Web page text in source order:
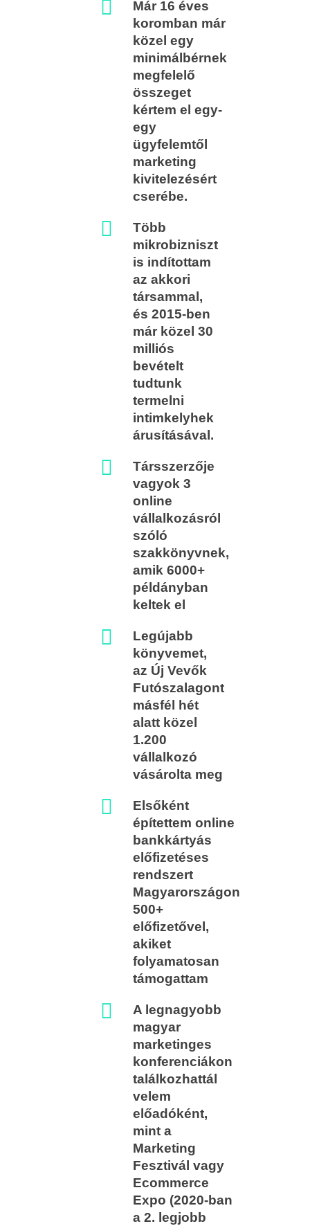
Már 16 éves
koromban már
közel egy
minimálbérnek
megfelelő
összeget
kértem el egy-
egy
ügyfelemtől
marketing
kivitelezésért
cserébe.
Több
mikrobizniszt
is indítottam
az akkori
társammal,
és 2015-ben
már közel 30
milliós
bevételt
tudtunk
termelni
intimkelyhek
árusításával.
Társszerzője
vagyok 3
online
vállalkozásról
szóló
szakkönyvnek,
amik 6000+
példányban
keltek el
Legújabb
könyvemet,
az Új Vevők
Futószalagont
másfél hét
alatt közel
1.200
vállalkozó
vásárolta meg
Elsőként
építettem online
bankkártyás
előfizetéses
rendszert
Magyarországon
500+
előfizetővel,
akiket
folyamatosan
támogattam
A legnagyobb
magyar
marketinges
konferenciákon
találkozhattál
velem
előadóként,
mint a
Marketing
Fesztivál vagy
Ecommerce
Expo (2020-ban
a 2. legjobb